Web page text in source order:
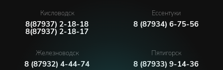
Кисловодск
8(87937) 2-18-18
8(87937) 2-18-17
Ессентуки
8 (87934) 6-75-56
Железноводск
8 (87932) 4-44-74
Пятигорск
8 (87933) 9-14-36